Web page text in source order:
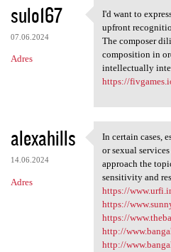
sulo167
07.06.2024
Adres
I'd want to
I'd want to
upfront
The composer
composition in
intellectually
https://
alexahills
14.06.2024
Adres
In certain
In certain cases,
or sexual
approach the
sensitivity and
https://
https://
https://
http://
http://